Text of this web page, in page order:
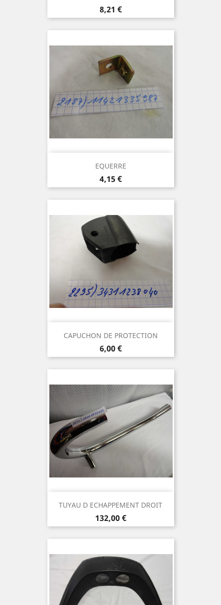
Prix
8,21 €
EQUERRE
Prix
4,15 €
CAPUCHON DE PROTECTION
Prix
6,00 €
TUYAU D ECHAPPEMENT DROIT
Prix
132,00 €